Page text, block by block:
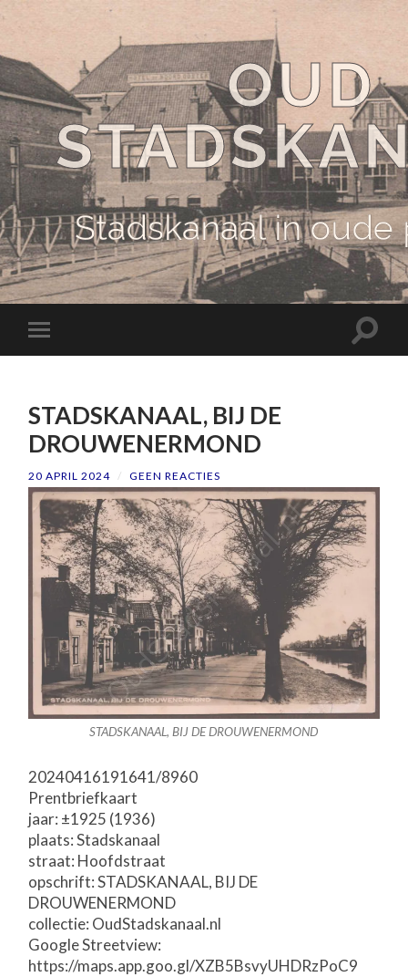
OUD
Stadskanaal in oude
Schakel
naar
STADSKANAAL, BIJ DE
DROUWENERMOND
20 APRIL 2024 / GEEN REACTIES
STADSKANAAL, BIJ DE DROUWENERMOND
20240416191641/8960
Prentbriefkaart
jaar: ±1925 (1936)
plaats: Stadskanaal
straat: Hoofdstraat
opschrift: STADSKANAAL, BIJ DE
DROUWENERMOND
collectie: OudStadskanaal.nl
Google Streetview:
https://maps.app.goo.gl/XZB5BsvyUHDRzPoC9